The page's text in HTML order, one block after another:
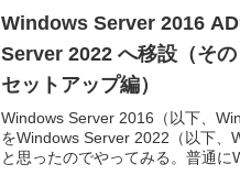
Windows Server 2016
Server 2022 へ移設（そ
セットアップ編）
Windows Server 2016（以下、
をWindows Server 2022（以下、
と思ったのでやってみる。普通に